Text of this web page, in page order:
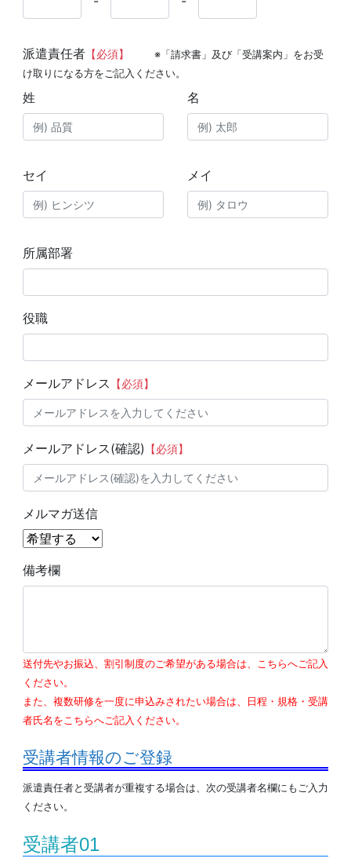
派遣責任者【必須】
※「請求書」及び「受講案内」をお受
け取りになる方をご記入ください。
姓 名
セイ メイ
所属部署
役職
メールアドレス 【必須】
メールアドレス(確認) 【必須】
メルマガ送信
備考欄
送付先やお振込、割引制度のご希望がある場合は、こちらへご記入
ください。
また、複数研修を一度に申込みされたい場合は、日程・規格・受講
者氏名をこちらへご記入ください。
受講者情報のご登録
派遣責任者と受講者が重複する場合は、次の受講者名欄にもご入力
ください。
受講者01